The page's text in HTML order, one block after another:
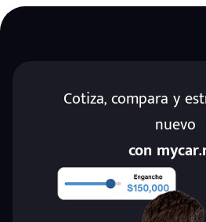
Cotiza, compara y
nuevo
con